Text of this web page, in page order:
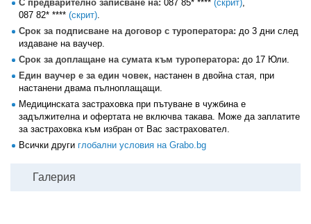
С предварително записване на: 087 85* **** (скрит),
087 82* **** (скрит).
Срок за подписване на договор с туроператора: до 3 дни след
издаване на ваучер.
Срок за доплащане на сумата към туроператора: до 17 Юли.
Един ваучер е за един човек, настанен в двойна стая, при
настанени двама пълноплащащи.
Медицинската застраховка при пътуване в чужбина е
задължителна и офертата не включва такава. Може да заплатите
за застраховка към избран от Вас застраховател.
Всички други глобални условия на Grabo.bg
Галерия